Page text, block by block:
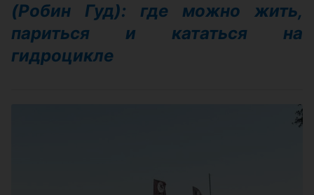
(Робин Гуд): где можно жить,
париться и кататься на
гидроцикле